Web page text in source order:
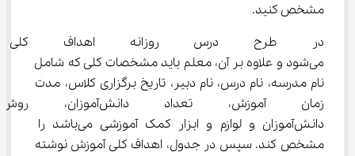
مشخص کنید.
در طرح درس روزانه اهداف
می‌شود و علاوه بر آن، معلم باید مشخصات کلی که شامل
نام مدرسه، نام درس، نام دبیر، تاریخ برگزاری کلاس، مدت
زمان آموزش، تعداد
دانش‌آموزان و لوازم و ابزار کمک آموزشی می‌باشد را
مشخص کند. سپس در جدول، اهداف کلی آموزش نوشته